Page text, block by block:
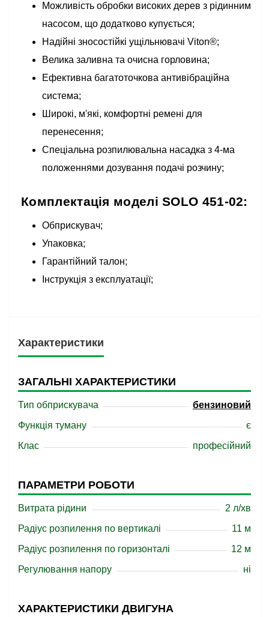
Можливість обробки високих дерев з рідинним
насосом, що додатково купується;
Надійні зносостійкі ущільнювачі Viton®;
Велика заливна та очисна горловина;
Ефективна багатоточкова антивібраційна
система;
Широкі, м'які, комфортні ремені для
перенесення;
Спеціальна розпилювальна насадка з 4-ма
положеннями дозування подачі розчину;
Комплектація моделі SOLO 451-02:
Обприскувач;
Упаковка;
Гарантійний талон;
Інструкція з експлуатації;
Характеристики
ЗАГАЛЬНІ ХАРАКТЕРИСТИКИ
Тип обприскувача
бензиновий
Функція туману
є
Клас
професійний
ПАРАМЕТРИ РОБОТИ
Витрата рідини
2 л/хв
Радіус розпилення по вертикалі
11 м
Радіус розпилення по горизонталі
12 м
Регулювання напору
ні
ХАРАКТЕРИСТИКИ ДВИГУНА